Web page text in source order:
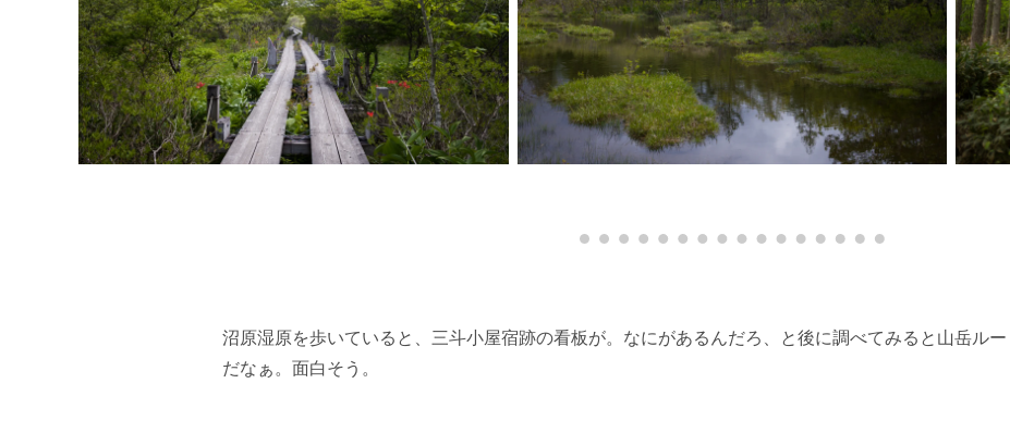
沼原湿原を歩いていると、三斗小屋宿跡の看板が。なにがあるんだろ、と後に調べてみると山岳ルー
だなぁ。面白そう。